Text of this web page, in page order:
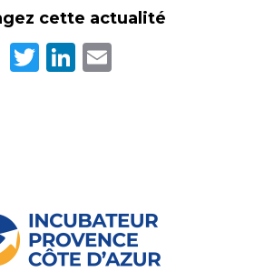
cette actualité
Twitter
LinkedIn